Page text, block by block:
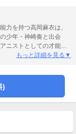
力を持つ高岡麻衣は、
少年・神崎奏と出会
ニストとしての才能を
衣は父親の仕事の都合
する。成長した２人
段を上っていくのだっ
もっと詳細を見る▼
)